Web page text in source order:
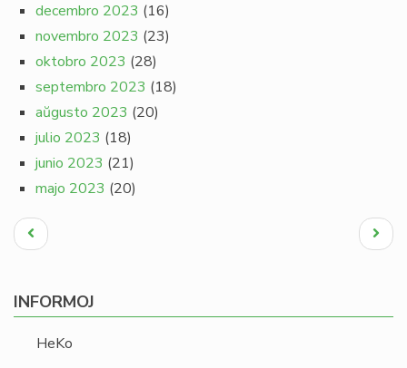
decembro 2023 (16)
novembro 2023 (23)
oktobro 2023 (28)
septembro 2023 (18)
aŭgusto 2023 (20)
julio 2023 (18)
junio 2023 (21)
majo 2023 (20)
Pagination
Antaŭa
paĝo
Next
page
INFORMOJ
HeKo